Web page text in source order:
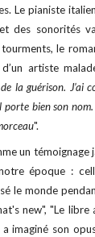
Le pianiste
des sonorités
tourments, le
artiste
la guérison. J’ai
bien son nom.
".
un témoignage
époque :
le monde
new", "Le libre
imaginé son